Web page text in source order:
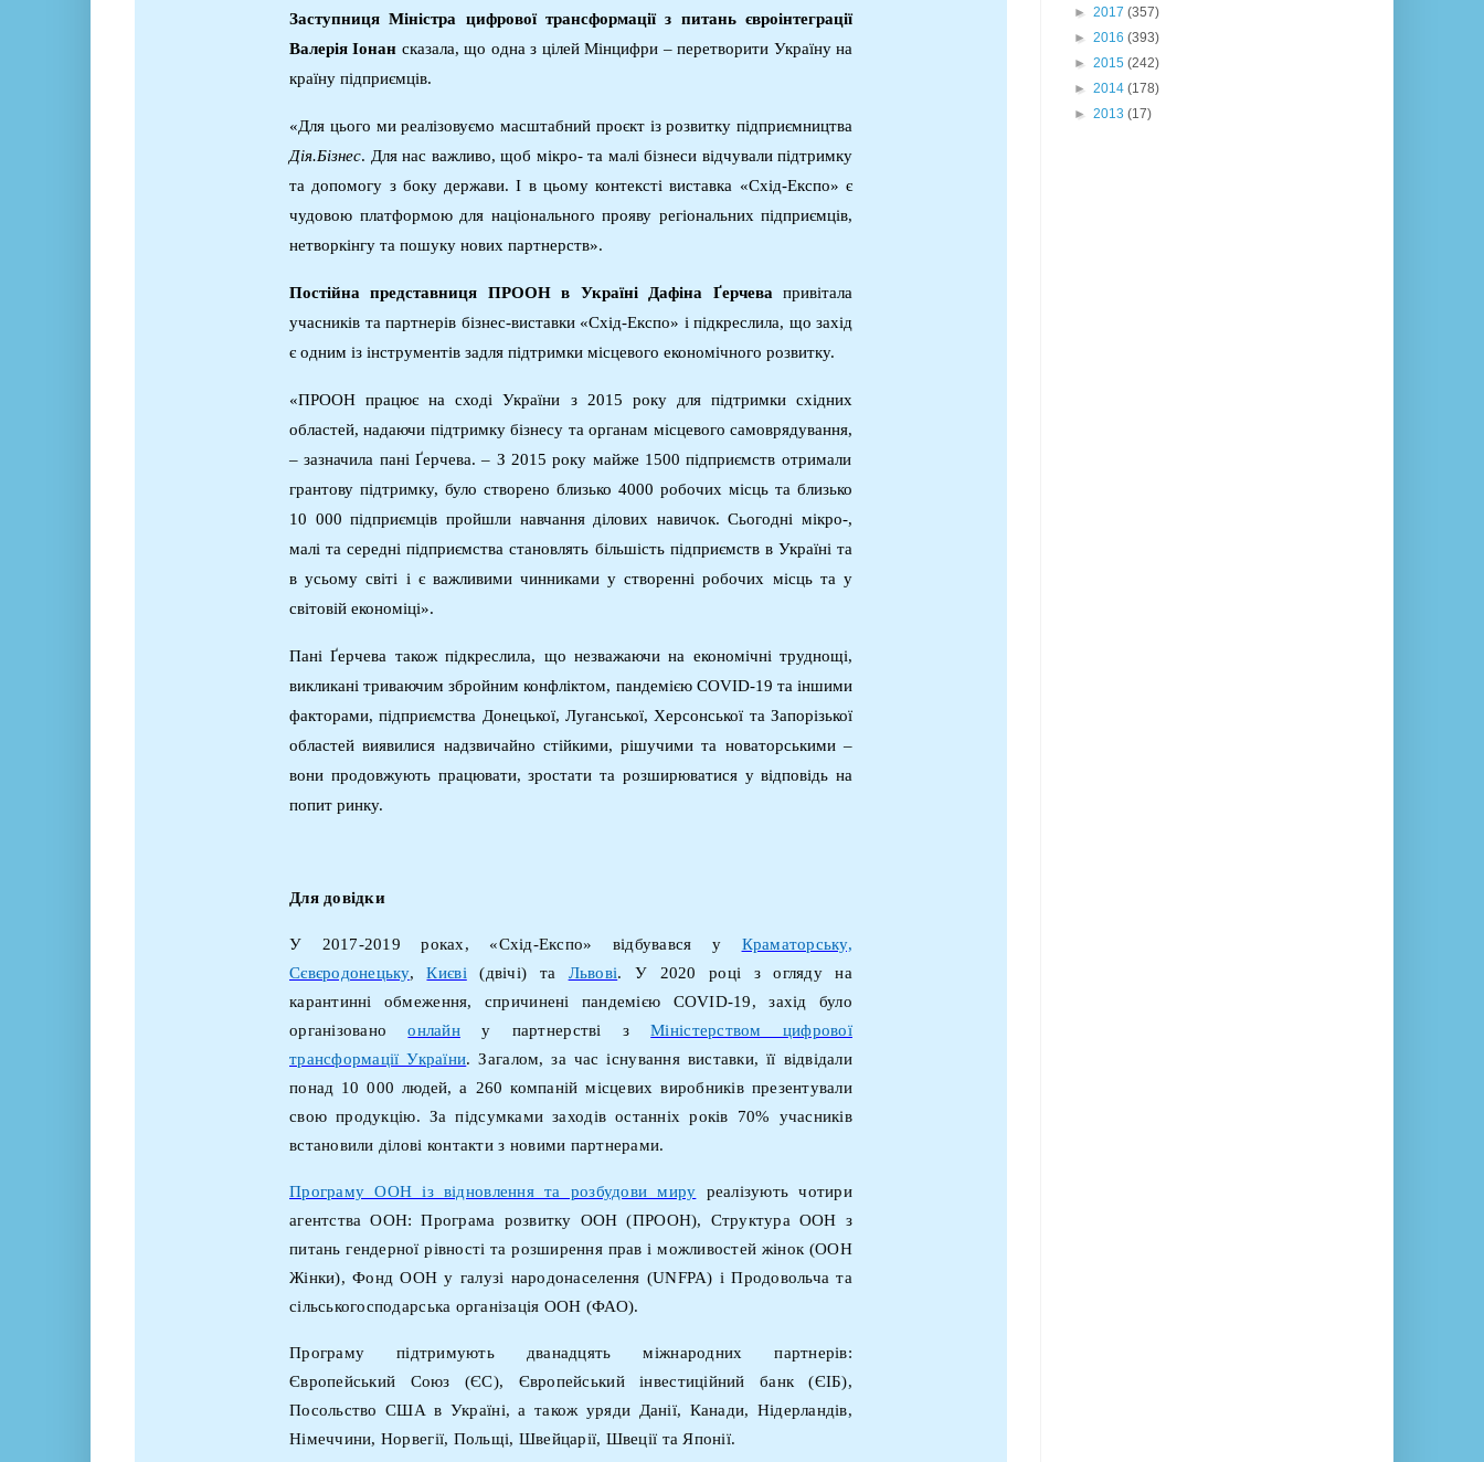
Заступниця Міністра цифрової трансформації з питань євроінтеграції
Валерія Іонан сказала, що одна з цілей Мінцифри –перетворити Україну на
країну підприємців.
«Для цього ми реалізовуємо масштабний проєкт із розвитку підприємництва
Дія.Бізнес. Для нас важливо, щоб мікро- та малі бізнеси відчували підтримку
та допомогу з боку держави. І в цьому контексті виставка «Схід-Експо» є
чудовою платформою для національного прояву регіональних підприємців,
нетворкінгу та пошуку нових партнерств».
Постійна представниця ПРООН в Україні Дафіна Ґерчева привітала
учасників та партнерів бізнес-виставки «Схід-Експо» і підкреслила, що захід
є одним із інструментів задля підтримки місцевого економічного розвитку.
«ПРООН працює на сході України з 2015 року для підтримки східних
областей, надаючи підтримку бізнесу та органам місцевого самоврядування,
– зазначила пані Ґерчева. – З 2015 року майже 1500 підприємств отримали
грантову підтримку, було створено близько 4000 робочих місць та близько
10 000 підприємців пройшли навчання ділових навичок. Сьогодні мікро-,
малі та середні підприємства становлять більшість підприємств в Україні та
в усьому світі і є важливими чинниками у створенні робочих місць та у
світовій економіці».
Пані Ґерчева також підкреслила, що незважаючи на економічні труднощі,
викликані триваючим збройним конфліктом, пандемією COVID-19 та іншими
факторами, підприємства Донецької, Луганської, Херсонської та Запорізької
областей виявилися надзвичайно стійкими, рішучими та новаторськими –
вони продовжують працювати, зростати та розширюватися у відповідь на
попит ринку.
Для довідки
У 2017-2019 роках, «Схід-Експо» відбувався у Краматорську,
Сєвєродонецьку,Києві (двічі) та Львові. У 2020 році з огляду на
карантинні обмеження, спричинені пандемією COVID-19, захід було
організованоонлайн у партнерстві зМіністерством цифрової
трансформації України. Загалом, за час існування виставки, її відвідали
понад 10 000 людей, а 260 компаній місцевих виробників презентували
свою продукцію. За підсумками заходів останніх років 70% учасників
встановили ділові контакти з новими партнерами.
Програму ООН із відновлення та розбудови миру реалізують чотири
агентства ООН: Програма розвитку ООН (ПРООН), Структура ООН з
питань гендерної рівності та розширення прав і можливостей жінок (ООН
Жінки), Фонд ООН у галузі народонаселення (UNFPA) і Продовольча та
сільськогосподарська організація ООН (ФАО).
Програму підтримують дванадцять міжнародних партнерів:
Європейський Союз (ЄС), Європейський інвестиційний банк (ЄІБ),
Посольство США в Україні, а також уряди Данії, Канади, Нідерландів,
Німеччини, Норвегії, Польщі, Швейцарії, Швеції та Японії.
► 2017 (357)
► 2016 (393)
► 2015 (242)
► 2014 (178)
► 2013 (17)